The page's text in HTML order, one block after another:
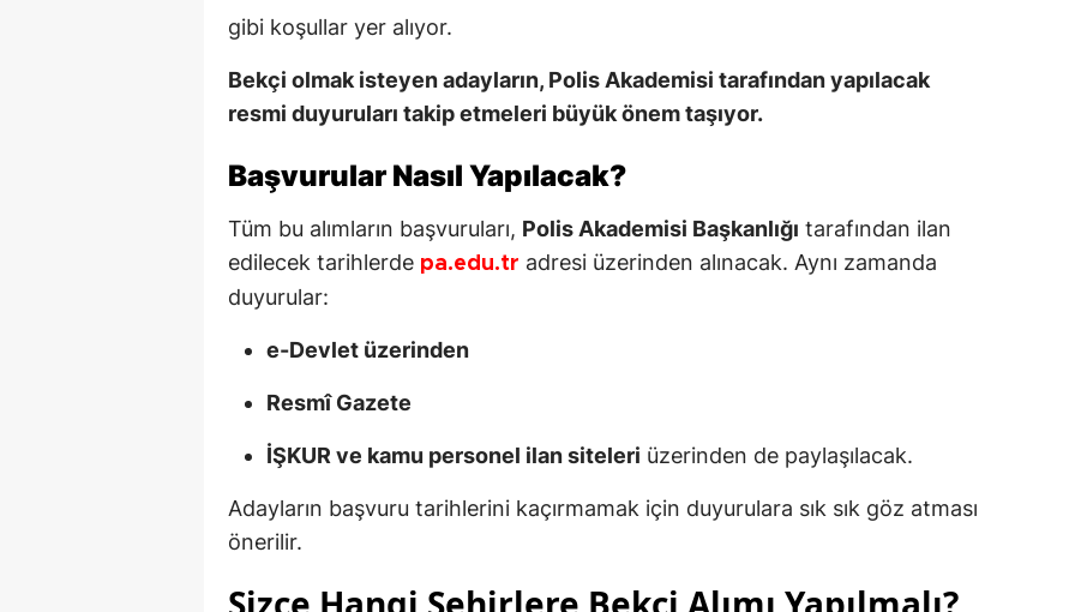
gibi koşullar yer alıyor.
Bekçi olmak isteyen adayların, Polis Akademisi tarafından yapılacak
resmi duyuruları takip etmeleri büyük önem taşıyor.
Başvurular Nasıl Yapılacak?
Tüm bu alımların başvuruları, Polis Akademisi Başkanlığı tarafından ilan
edilecek tarihlerde pa.edu.tr adresi üzerinden alınacak. Aynı zamanda
duyurular:
e-Devlet üzerinden
Resmî Gazete
İŞKUR ve kamu personel ilan siteleri üzerinden de paylaşılacak.
Adayların başvuru tarihlerini kaçırmamak için duyurulara sık sık göz atması
önerilir.